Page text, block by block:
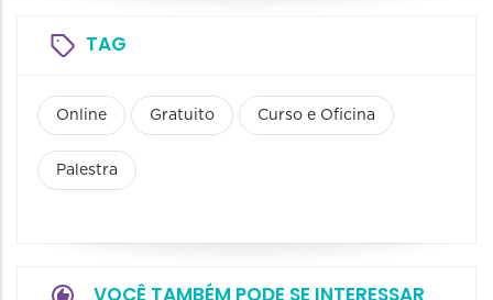
TAG
Online Gratuito Curso e Oficina
Palestra
VOCÊ TAMBÉM PODE SE INTERESSAR